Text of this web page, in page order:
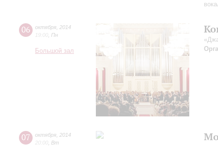
06 октября 2014
19:00 Пн
Большой зал
07 октября 2014
20:00 Вт